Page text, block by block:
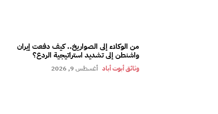
من الوكلاء إلى الصواريخ.. كيف دفعت إيران
واشنطن إلى تشديد استراتيجية الردع؟
وثائق أبوت أباد أغسطس 9, 2026